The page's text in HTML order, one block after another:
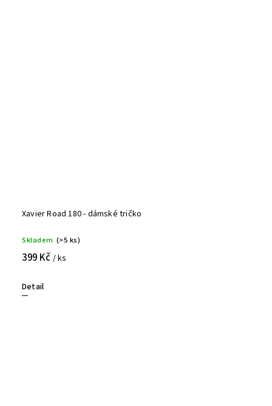
Xavier Road 180 - dámské tričko
Skladem (>5 ks)
399 Kč / ks
Detail